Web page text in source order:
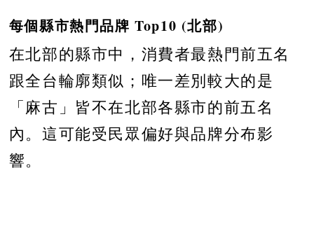
每個縣市熱門品牌 Top10 (北部)
在北部的縣市中，消費者最熱門前五名
跟全台輪廓類似；唯一差別較大的是
「麻古」皆不在北部各縣市的前五名
內。這可能受民眾偏好與品牌分布影
響。